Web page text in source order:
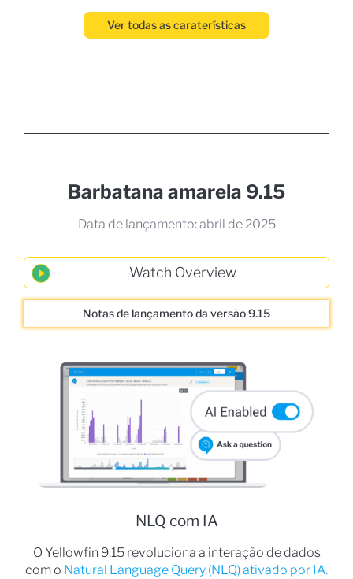
Ver todas as caraterísticas
Barbatana amarela 9.15
Data de lançamento: abril de 2025
Notas de lançamento da versão 9.15
NLQ com IA
O Yellowfin 9.15 revoluciona a interação de dados
com o Natural Language Query (NLQ) ativado por IA.